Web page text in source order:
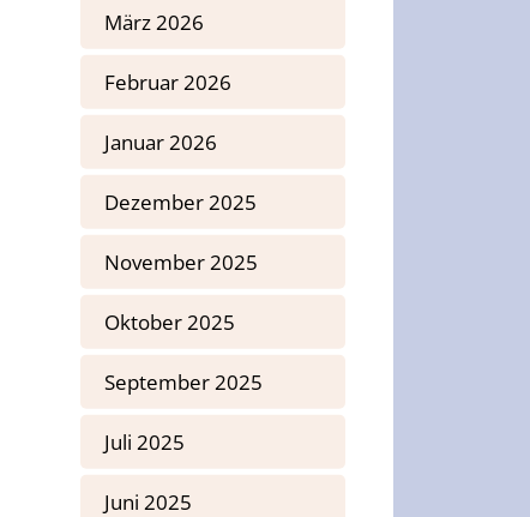
März 2026
Februar 2026
Januar 2026
Dezember 2025
November 2025
Oktober 2025
September 2025
Juli 2025
Juni 2025